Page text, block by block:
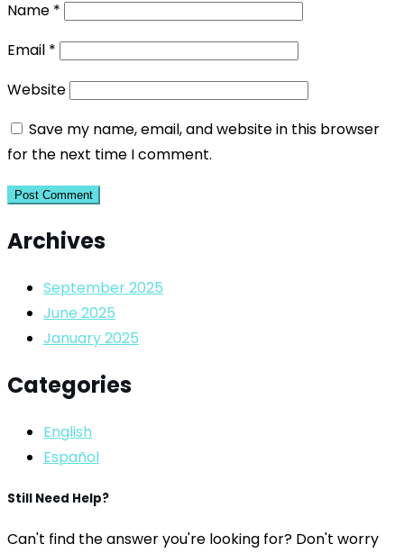
Name *
Email *
Website
Save my name, email, and website in this browser
for the next time I comment.
Archives
September 2025
June 2025
January 2025
Categories
English
Español
Still Need Help?
Can't find the answer you're looking for? Don't worry